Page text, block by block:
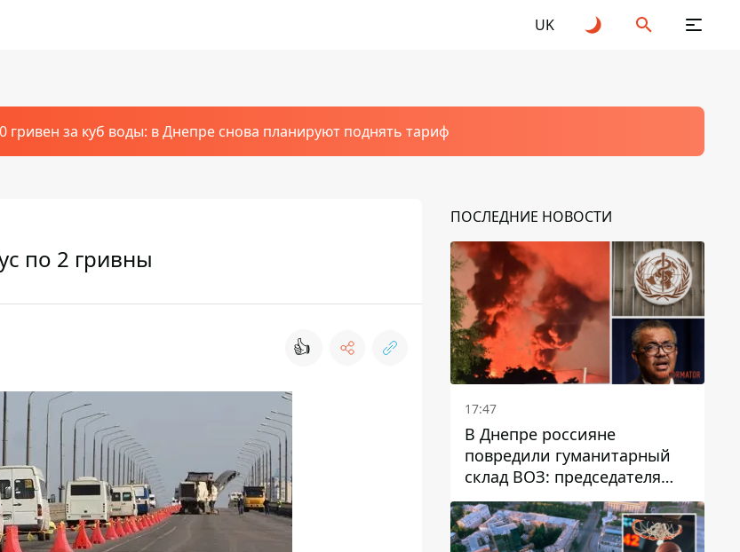
UK
гривен за куб воды: в Днепре снова планируют поднять тариф
по 2 гривны
👍
ПОСЛЕДНИЕ НОВОСТИ
17:47
В Днепре россияне
повредили гуманитарный
склад ВОЗ: председателя
организации критикуют за
"неоднозначное"
сообщение